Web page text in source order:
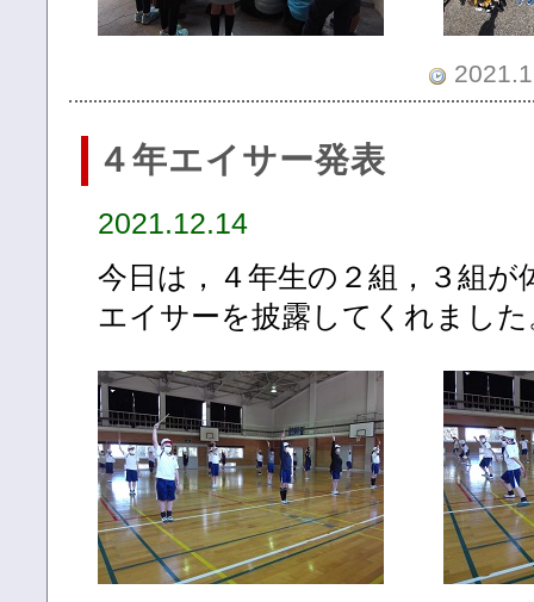
４年エイサー発表
2021.12.14
今日は，４年生の２組，３組が
エイサーを披露してくれました